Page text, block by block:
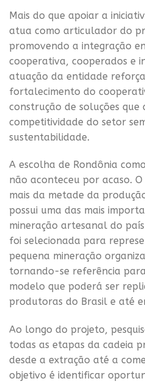
Mais do que apoiar a
atua como articulador do
promovendo a integração
cooperativa, cooperados e
atuação da entidade
fortalecimento do
construção de soluções que
competitividade do setor
sustentabilidade.
A escolha de Rondônia
não aconteceu por acaso.
mais da metade da
possui uma das mais
mineração artesanal do
foi selecionada para
pequena mineração
tornando-se referência
modelo que poderá ser
produtoras do Brasil e até
Ao longo do projeto,
todas as etapas da cadeia
desde a extração até a
objetivo é identificar